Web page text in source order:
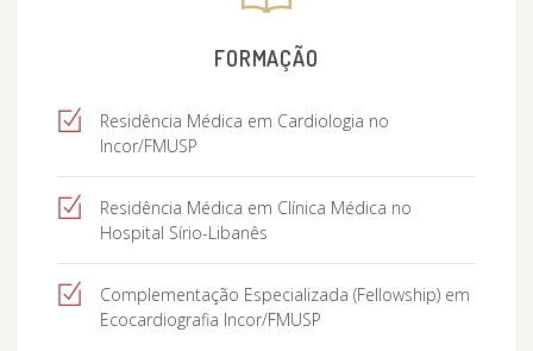
FORMAÇÃO
Residência Médica em Cardiologia no
Incor/FMUSP
Residência Médica em Clínica Médica no
Hospital Sírio-Libanês
Complementação Especializada (Fellowship) em
Ecocardiografia Incor/FMUSP